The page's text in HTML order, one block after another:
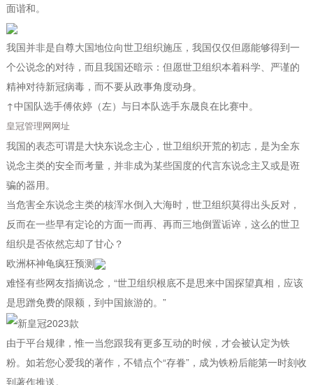
面谐和。
我国并非是自尊大国地位向世卫组织施压，我国仅仅但愿能够得到一
个公说念的对待，而且我国还暗示：但愿世卫组织本着科学、严谨的
精神对待新冠病毒，而不要从政事角度动身。
↑中国队选手傅依婷（左）与日本队选手东晟良在比赛中。
皇冠管理网网址
我国的表态可谓是大快东说念主心，世卫组织开荒的初志，是为全东
说念主类的安全而考量，并非成为某些国度的代言东说念主又或是诳
骗的器用。
当危害全东说念主类的核浑水倒入大海时，世卫组织莫得出头反对，
反而在一些早有定论的方面一而再、再而三地倒置诟谇，这么的世卫
组织是否依然忘却了甘心？
欧洲杯神龟疯狂预测
难怪有些网友指摘说念，“世卫组织根底不是思来中国探望真相，应该
是思蹭免费的限额，到中国旅游的。”
由于平台规律，惟一当您跟我有更多互动的时候，才会被认定为铁
粉。如若您心爱我的著作，不错点个“存眷”，成为铁粉后能第一时刻收
到著作推送。